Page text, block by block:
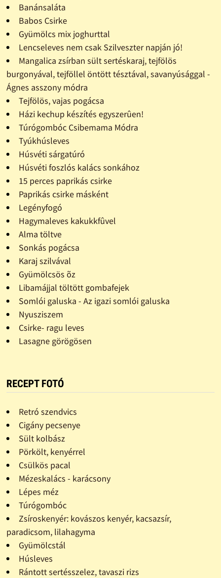
Banánsaláta
Babos Csirke
Gyümölcs mix joghurttal
Lencseleves nem csak Szilveszter napján jó!
Mangalica zsírban sült sertéskaraj, tejfölös
burgonyával, tejföllel öntött tésztával, savanyúsággal -
Ágnes asszony módra
Tejfölös, vajas pogácsa
Házi kechup készítés egyszerûen!
Túrógombóc Csibemama Módra
Tyúkhúsleves
Húsvéti sárgatúró
Húsvéti foszlós kalács sonkához
15 perces paprikás csirke
Paprikás csirke másként
Legényfogó
Hagymaleves kakukkfûvel
Alma töltve
Sonkás pogácsa
Karaj szilvával
Gyümölcsös õz
Libamájjal töltött gombafejek
Somlói galuska - Az igazi somlói galuska
Nyusziszem
Csirke- ragu leves
Lasagne görögösen
RECEPT FOTÓ
Retró szendvics
Cigány pecsenye
Sült kolbász
Pörkölt, kenyérrel
Csülkös pacal
Mézeskalács - karácsony
Lépes méz
Túrógombóc
Zsíroskenyér: kovászos kenyér, kacsazsír,
paradicsom, lilahagyma
Gyümölcstál
Húsleves
Rántott sertésszelez, tavaszi rizs